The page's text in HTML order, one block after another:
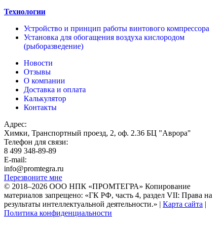
Технологии
Устройство и принцип работы винтового компрессора
Установка для обогащения воздуха кислородом
(рыборазведение)
Новости
Отзывы
О компании
Доставка и оплата
Калькулятор
Контакты
Адрес:
Химки, Транспортный проезд, 2, оф. 2.36 БЦ "Аврора"
Телефон для связи:
8 499 348-89-89
E-mail:
info@promtegra.ru
Перезвоните мне
© 2018–2026 ООО НПК «ПРОМТЕГРА» Копирование
материалов запрещено: «ГК РФ, часть 4, раздел VII: Права на
результаты интеллектуальной деятельности.» | Карта сайта |
Политика конфиденциальности